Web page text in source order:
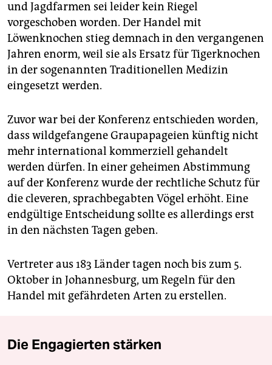
und Jagdfarmen sei leider kein Riegel
vorgeschoben worden. Der Handel mit
Löwenknochen stieg demnach in den vergangenen
Jahren enorm, weil sie als Ersatz für Tigerknochen
in der sogenannten Traditionellen Medizin
eingesetzt werden.
Zuvor war bei der Konferenz entschieden worden,
dass wildgefangene Graupapageien künftig nicht
mehr international kommerziell gehandelt
werden dürfen. In einer geheimen Abstimmung
auf der Konferenz wurde der rechtliche Schutz für
die cleveren, sprachbegabten Vögel erhöht. Eine
endgültige Entscheidung sollte es allerdings erst
in den nächsten Tagen geben.
Vertreter aus 183 Länder tagen noch bis zum 5.
Oktober in Johannesburg, um Regeln für den
Handel mit gefährdeten Arten zu erstellen.
Die Engagierten stärken